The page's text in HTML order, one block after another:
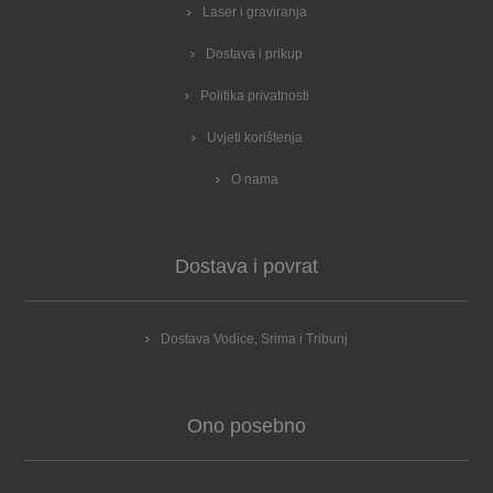
Laser i graviranja
Dostava i prikup
Politika privatnosti
Uvjeti korištenja
O nama
Dostava i povrat
Dostava Vodice, Srima i Tribunj
Ono posebno